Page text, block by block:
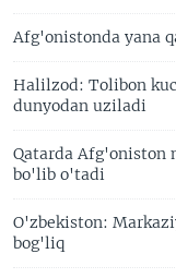
Afg'onistonda yana
Halilzod: Tolibon
dunyodan uziladi
Qatarda Afg'oniston
bo'lib o'tadi
O'zbekiston:
bog'liq